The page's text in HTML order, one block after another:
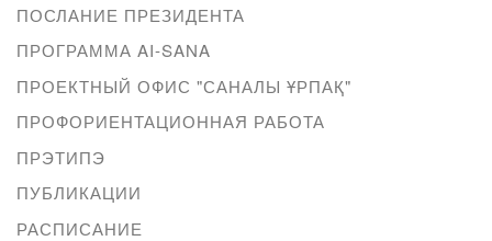
ПОСЛАНИЕ ПРЕЗИДЕНТА
ПРОГРАММА AI-SANA
ПРОЕКТНЫЙ ОФИС "САНАЛЫ ҰРПАҚ"
ПРОФОРИЕНТАЦИОННАЯ РАБОТА
ПРЭТИПЭ
ПУБЛИКАЦИИ
РАСПИСАНИЕ